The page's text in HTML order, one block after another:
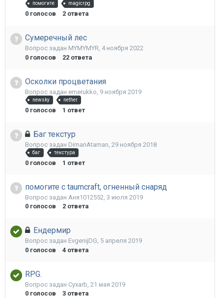
помогите magicrpg
0 голосов 2 ответа
Сумеречный лес
Вопрос задан MYMYMYR 4 ноября 2022
0 голосов 22 ответа
Осколки процветания
Вопрос задан emerukko 9 ноября 2019
newsky nether
0 голосов 1 ответ
Баг текстур
Вопрос задан DimanAtaman 29 ноября 2018
баг текстура
0 голосов 1 ответ
помогите с taumcraft, огненный снаряд
Вопрос задан Аня1012552 3 июля 2019
0 голосов 2 ответа
Ендермир
Вопрос задан EvgenijDG, 5 апреля 2019
0 голосов 4 ответа
RPG.
Вопрос задан Cyxarb 21 мая 2019
0 голосов 3 ответа